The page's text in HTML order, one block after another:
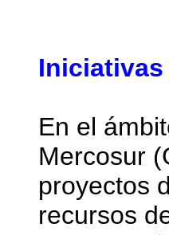
En el
Mercosur
proyectos
recursos